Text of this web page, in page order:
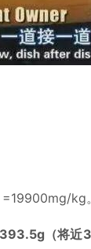
kg。
（将近